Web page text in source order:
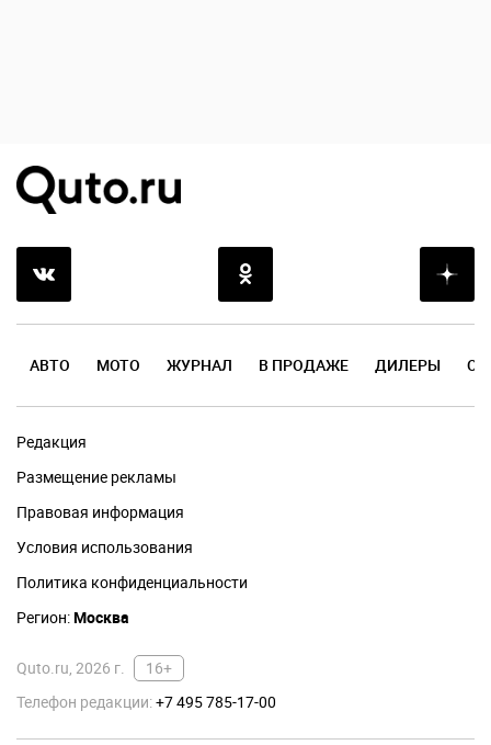
АВТО МОТО ЖУРНАЛ В ПРОДАЖЕ ДИЛЕРЫ
Редакция
Размещение рекламы
Правовая информация
Условия использования
Политика конфиденциальности
Регион:Москва
Quto.ru, 2026 г.
16+
Телефон редакции:+7 495 785-17-00